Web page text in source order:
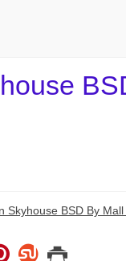
Skyhouse BSD By